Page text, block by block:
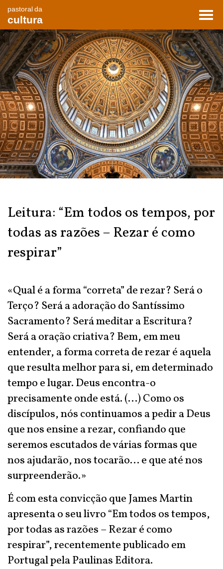
pastoral da
cultura
Leitura: “Em todos os tempos, por
todas as razões – Rezar é como
respirar”
«Qual é a forma “correta” de rezar? Será o
Terço? Será a adoração do Santíssimo
Sacramento? Será meditar a Escritura?
Será a oração criativa? Bem, em meu
entender, a forma correta de rezar é aquela
que resulta melhor para si, em determinado
tempo e lugar. Deus encontra-o
precisamente onde está. (…) Como os
discípulos, nós continuamos a pedir a Deus
que nos ensine a rezar, confiando que
seremos escutados de várias formas que
nos ajudarão, nos tocarão… e que até nos
surpreenderão.»
É com esta convicção que James Martin
apresenta o seu livro “Em todos os tempos,
por todas as razões – Rezar é como
respirar”, recentemente publicado em
Portugal pela Paulinas Editora.